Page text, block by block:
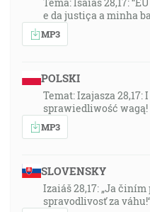
e da justiça a minha
MP3
POLSKI
Temat: Izajasza
sprawiedliwość wagą!
MP3
SLOVENSKY
Izaiáš 28,17: „Ja
spravodlivosť za